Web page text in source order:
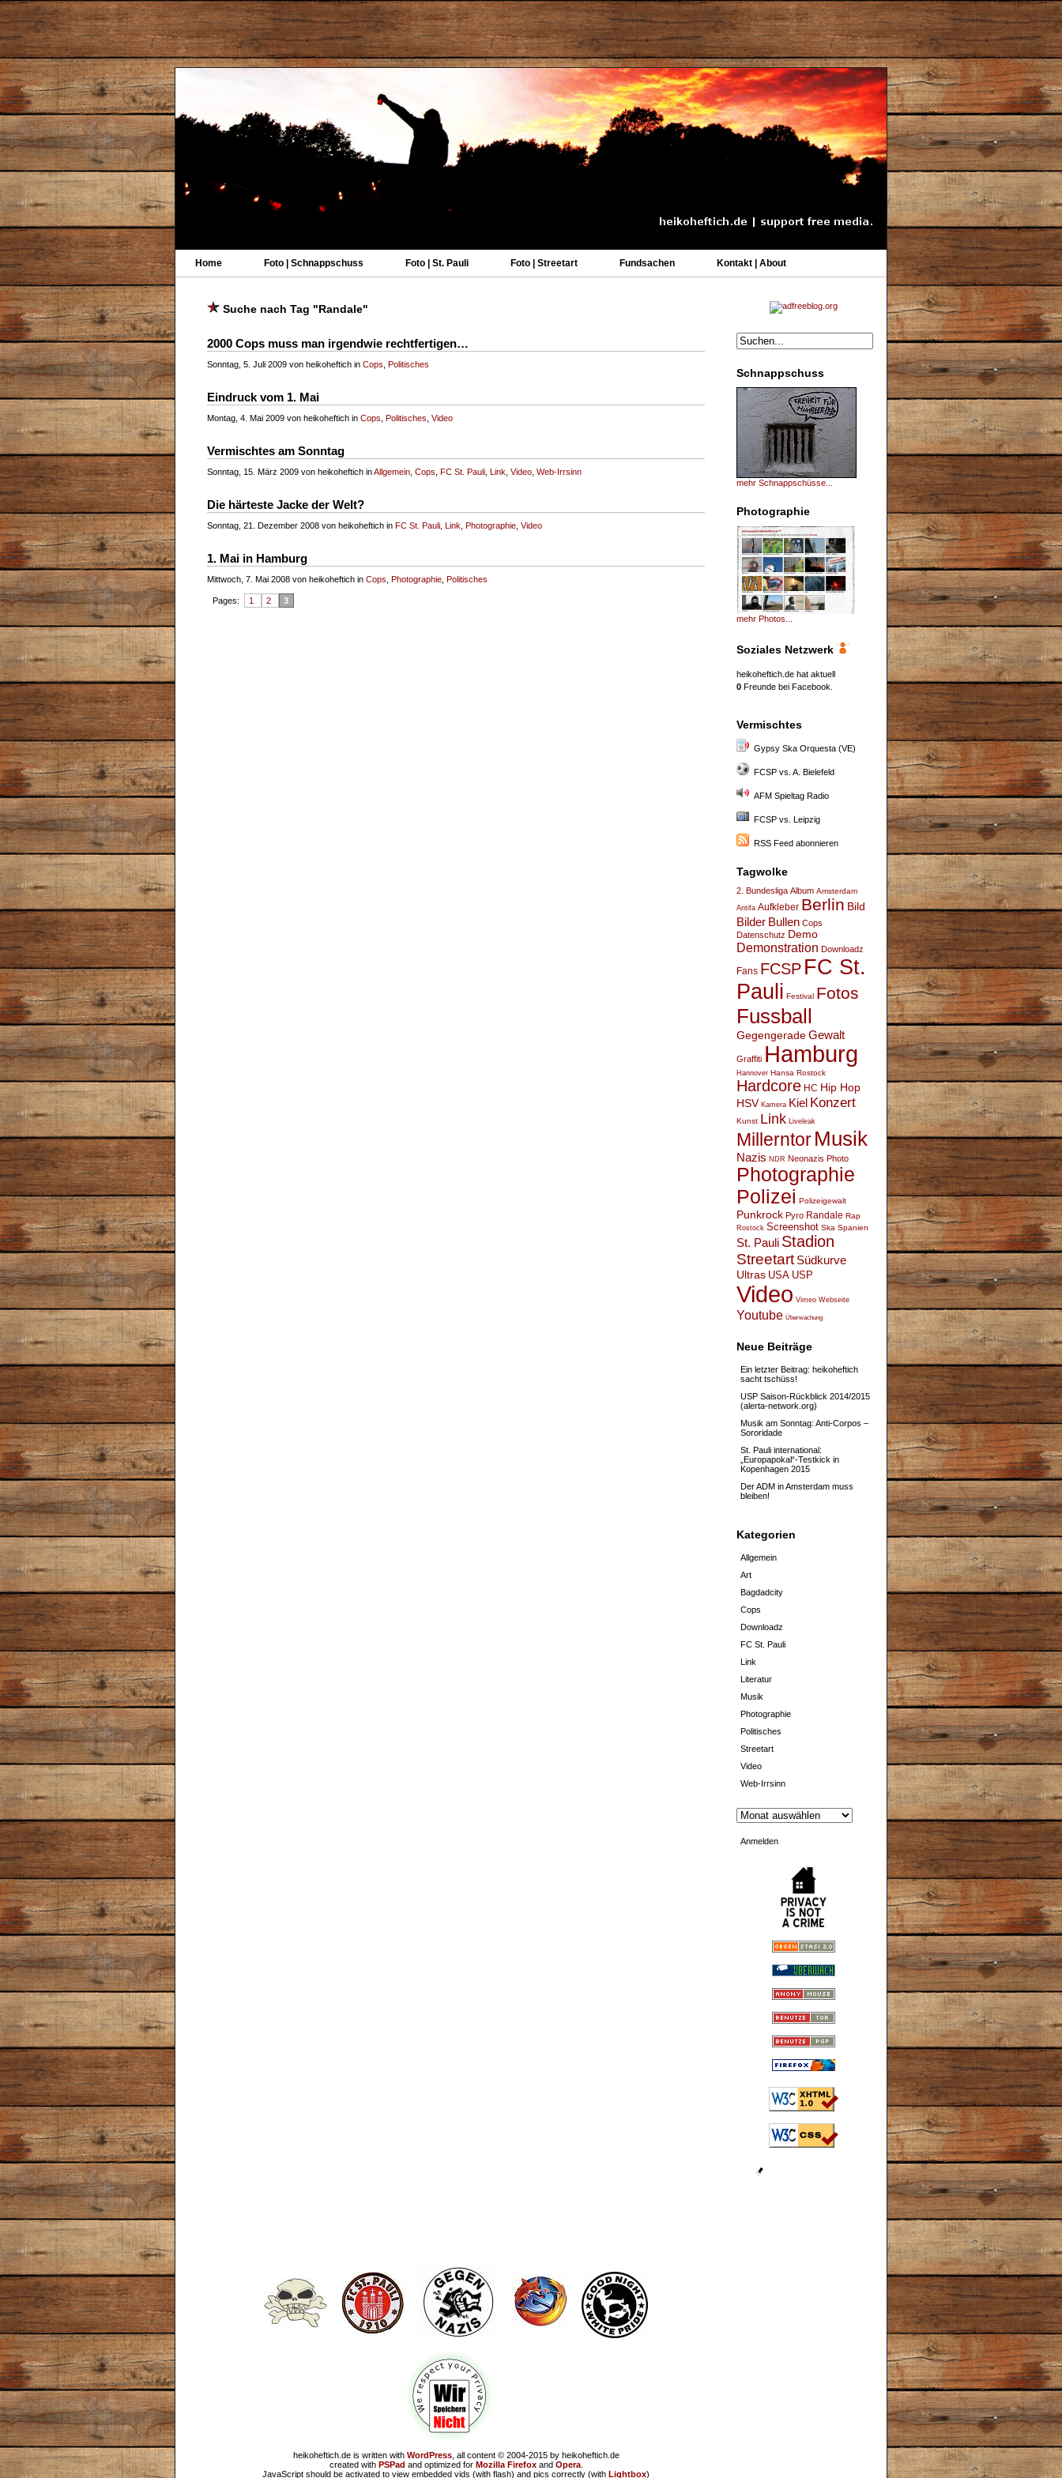
Home Foto | Schnappschuss Foto | St. Pauli Foto | Streetart Fundsachen Kontakt | About
Schnappschuss
mehr Schnappschüsse...
Photographie
mehr Photos...
Soziales Netzwerk
heikoheftich.de hat aktuell
0 Freunde bei Facebook.
Vermischtes
Gypsy Ska Orquesta (VE)
FCSP vs. A. Bielefeld
AFM Spieltag Radio
FCSP vs. Leipzig
RSS Feed abonnieren
Tagwolke
2. Bundesliga Album Amsterdam
Antifa Aufkleber Berlin Bild
Bilder Bullen Cops
Datenschutz Demo
Demonstration Downloadz
Fans FCSP FC St.
Pauli Festival Fotos
Fussball
GegengeradeGewalt
Graffiti Hamburg
Hannover Hansa Rostock
Hardcore HC Hip Hop
HSV Kamera Kiel Konzert
Kunst Link Liveleak
Millerntor Musik
Nazis NDR Neonazis Photo
Photographie
Polizei Polizeigewalt
Punkrock Pyro Randale Rap
Rostock Screenshot Ska Spanien
St. Pauli Stadion
Streetart Südkurve
Ultras USA USP
Video Vimeo Webseite
Youtube Überwachung
Neue Beiträge
Ein letzter Beitrag: heikoheftich
sacht tschüss!
USP Saison-Rückblick 2014/2015
(alerta-network.org)
Musik am Sonntag: Anti-Corpos –
Sororidade
St. Pauli international:
„Europapokal“-Testkick in
Kopenhagen 2015
Der ADM in Amsterdam muss
bleiben!
Kategorien
Allgemein
Art
Bagdadcity
Cops
Downloadz
FC St. Pauli
Link
Literatur
Musik
Photographie
Politisches
Streetart
Video
Web-Irrsinn
Anmelden
Suche nach Tag "Randale"
2000 Cops muss man irgendwie rechtfertigen…
Sonntag, 5. Juli 2009 von heikoheftich in Cops Politisches
Eindruck vom 1. Mai
Montag, 4. Mai 2009 von heikoheftich in Cops Politisches Video
Vermischtes am Sonntag
Sonntag, 15. März 2009 von heikoheftich inAllgemein Cops FC St. Pauli Link Video Web-Irrsinn
Die härteste Jacke der Welt?
Sonntag, 21. Dezember 2008 von heikoheftich in FC St. Pauli Link Photographie Video
1. Mai in Hamburg
Mittwoch, 7. Mai 2008 von heikoheftich in Cops Photographie Politisches
Pages: 1 2 3
heikoheftich.de is written with WordPress, all content © 2004-2015 by heikoheftich.de
created with PSPad and optimized for Mozilla Firefoxand Opera.
JavaScript should be activated to view embedded vids (with flash) and pics correctly (with Lightbox)